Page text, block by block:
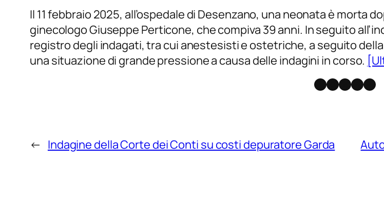
Il 11 febbraio 2025, all’ospedale di Desenzano, una neonata è morta
ginecologo Giuseppe Perticone, che compiva 39 anni. In seguito
registro degli indagati, tra cui anestesisti e ostetriche, a seguito
una situazione di grande pressione a causa delle indagini in corso.
Facebook
Instagram
X
← Indagine della Corte dei Conti su costi depuratore Garda